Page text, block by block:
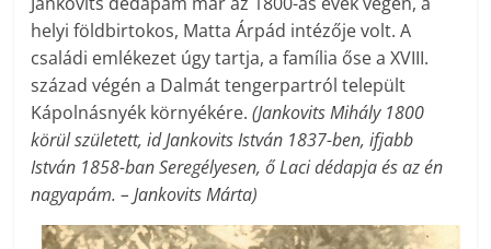
helyi földbirtokos, Matta Árpád intézője volt. A
családi emlékezet úgy tartja, a família őse a XVIII.
század végén a Dalmát tengerpartról települt
Kápolnásnyék környékére. (Jankovits Mihály 1800
körül született, id Jankovits István 1837-ben, ifjabb
István 1858-ban Seregélyesen, ő Laci dédapja és az én
nagyapám. – Jankovits Márta)